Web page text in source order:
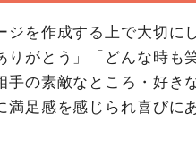
ジを作成する上で大切に
りがとう」「どんな時
手の素敵なところ・好
満足感を感じられ喜びに